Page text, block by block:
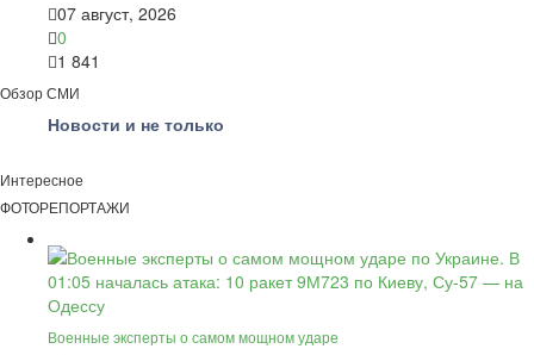
07 август, 2026
0
1 841
Обзор СМИ
Новости и не только
Интересное
ФОТОРЕПОРТАЖИ
Военные эксперты о самом мощном ударе